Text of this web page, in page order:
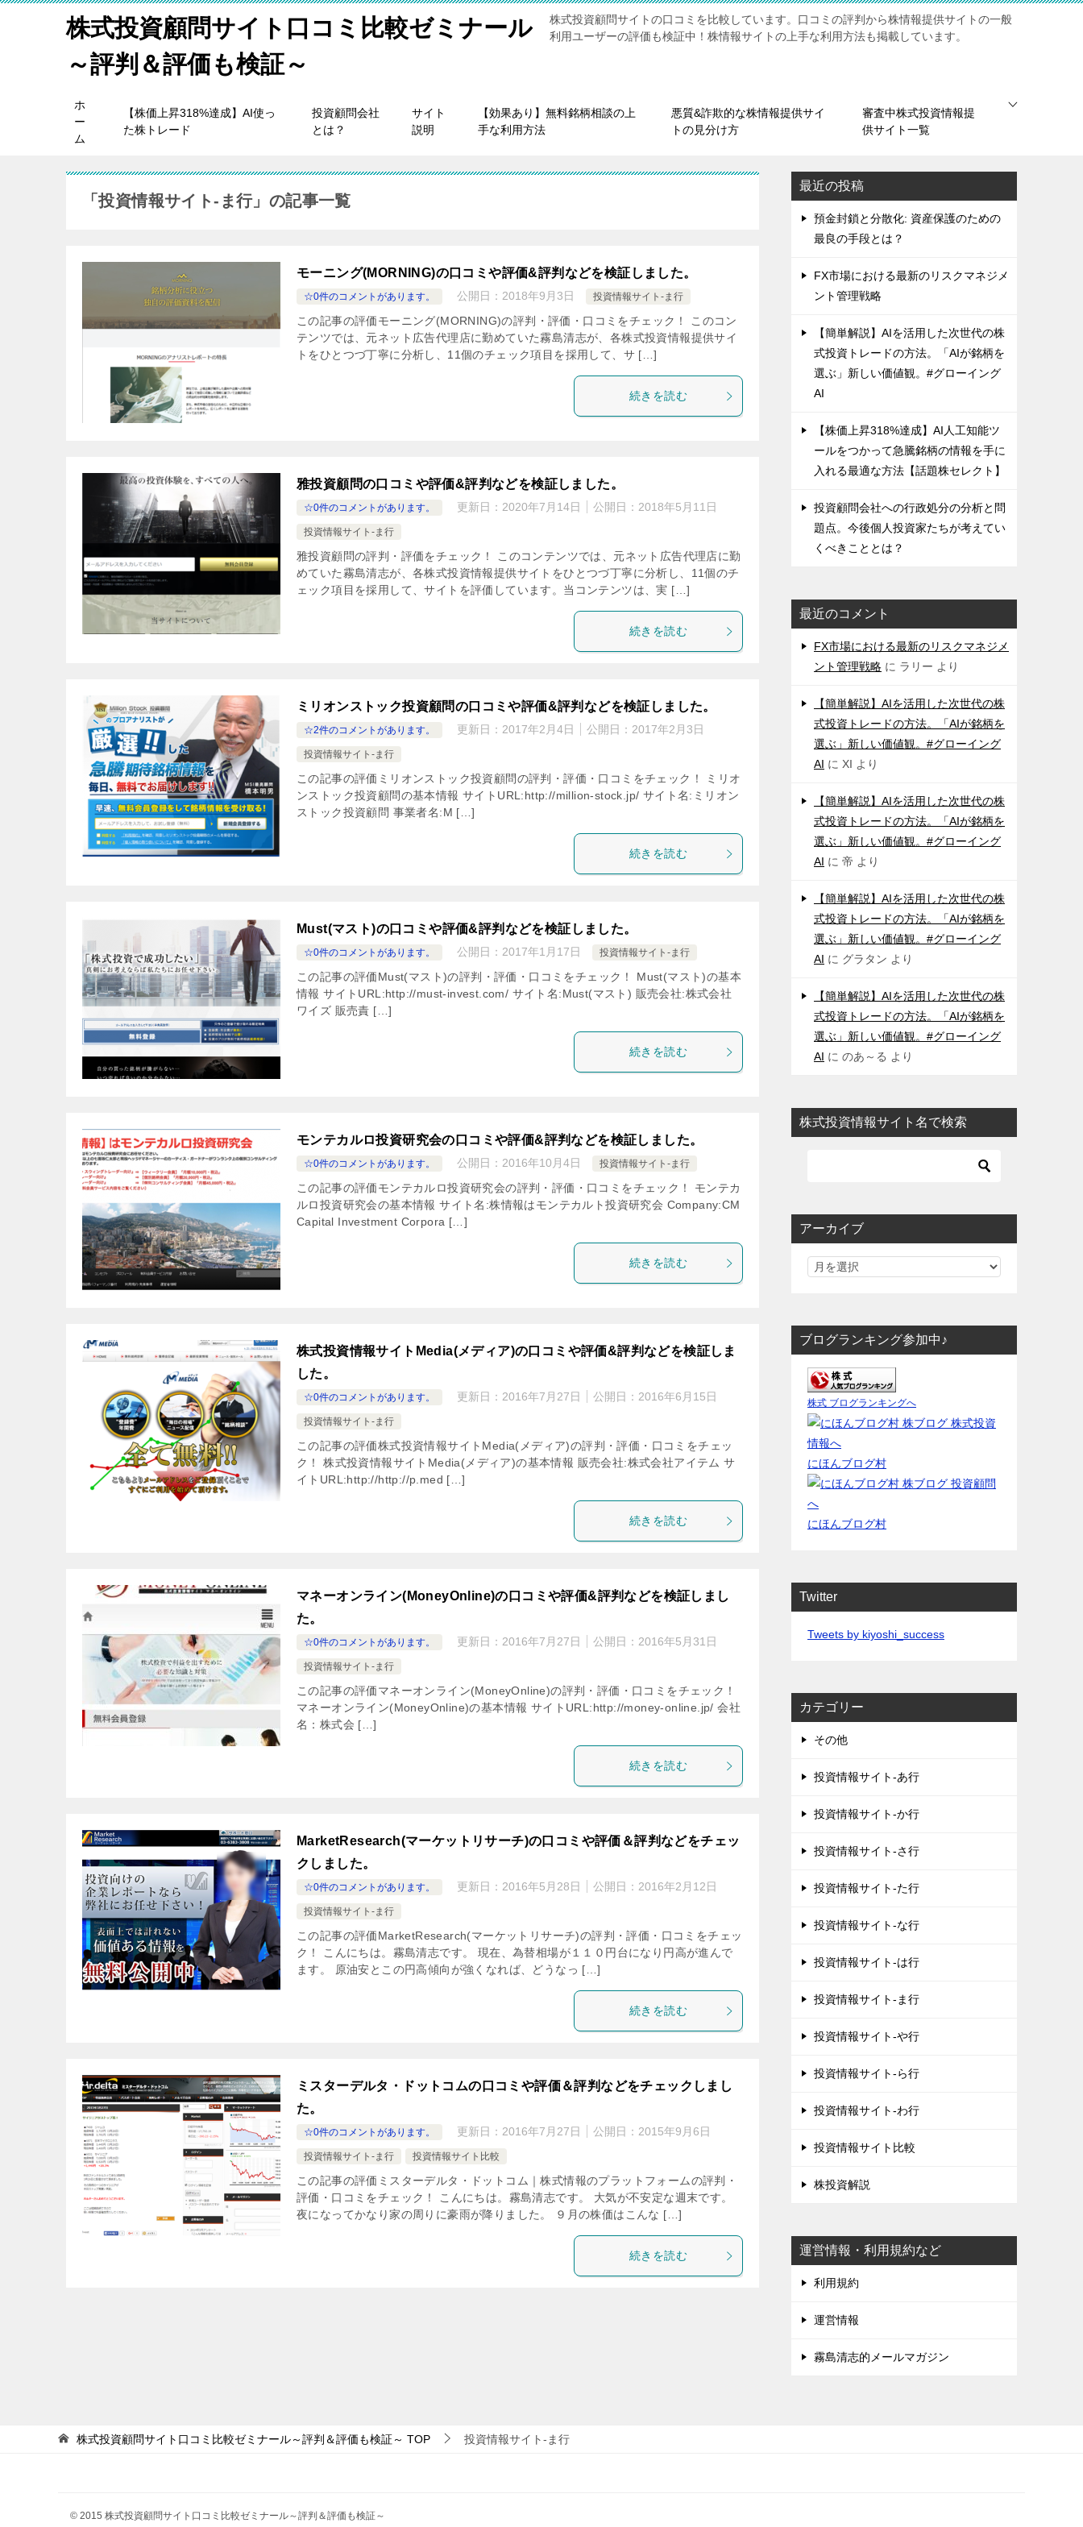
株式投資顧問サイト口コミ比較ゼミナール
～評判＆評価も検証～
株式投資顧問サイトの口コミを比較しています。口コミの評判から株情報提供サイトの一般
利用ユーザーの評価も検証中！株情報サイトの上手な利用方法も掲載しています。
ホ
ー
ム
【株価上昇318%達成】AI使っ
た株トレード
投資顧問会社
とは？
サイト
説明
【効果あり】無料銘柄相談の上
手な利用方法
悪質&詐欺的な株情報提供サイ
トの見分け方
審査中株式投資情報提
供サイト一覧
「投資情報サイト-ま行」の記事一覧
モーニング(MORNING)の口コミや評価&評判などを検証しました。
☆0件のコメントがあります。 公開日： 2018年9月3日 投資情報サイト-ま行
この記事の評価モーニング(MORNING)の評判・評価・口コミをチェック！ このコン
テンツでは、元ネット広告代理店に勤めていた霧島清志が、各株式投資情報提供サイ
トをひとつづ丁寧に分析し、11個のチェック項目を採用して、サ […]
続きを読む
雅投資顧問の口コミや評価&評判などを検証しました。
☆0件のコメントがあります。 更新日： 2020年7月14日 公開日： 2018年5月11日
投資情報サイト-ま行
雅投資顧問の評判・評価をチェック！ このコンテンツでは、元ネット広告代理店に勤
めていた霧島清志が、各株式投資情報提供サイトをひとつづ丁寧に分析し、11個のチ
ェック項目を採用して、サイトを評価しています。当コンテンツは、実 […]
続きを読む
ミリオンストック投資顧問の口コミや評価&評判などを検証しました。
☆2件のコメントがあります。 更新日： 2017年2月4日 公開日： 2017年2月3日
投資情報サイト-ま行
この記事の評価ミリオンストック投資顧問の評判・評価・口コミをチェック！ ミリオ
ンストック投資顧問の基本情報 サイトURL:http://million-stock.jp/ サイト名:ミリオン
ストック投資顧問 事業者名:M […]
続きを読む
Must(マスト)の口コミや評価&評判などを検証しました。
☆0件のコメントがあります。 公開日： 2017年1月17日 投資情報サイト-ま行
この記事の評価Must(マスト)の評判・評価・口コミをチェック！ Must(マスト)の基本
情報 サイトURL:http://must-invest.com/ サイト名:Must(マスト) 販売会社:株式会社
ワイズ 販売責 […]
続きを読む
モンテカルロ投資研究会の口コミや評価&評判などを検証しました。
☆0件のコメントがあります。 公開日： 2016年10月4日 投資情報サイト-ま行
この記事の評価モンテカルロ投資研究会の評判・評価・口コミをチェック！ モンテカ
ルロ投資研究会の基本情報 サイト名:株情報はモンテカルト投資研究会 Company:CM
Capital Investment Corpora […]
続きを読む
株式投資情報サイトMedia(メディア)の口コミや評価&評判などを検証しま
した。
☆0件のコメントがあります。 更新日： 2016年7月27日 公開日： 2016年6月15日
投資情報サイト-ま行
この記事の評価株式投資情報サイトMedia(メディア)の評判・評価・口コミをチェッ
ク！ 株式投資情報サイトMedia(メディア)の基本情報 販売会社:株式会社アイテム サ
イトURL:http://http://p.med […]
続きを読む
マネーオンライン(MoneyOnline)の口コミや評価&評判などを検証しまし
た。
☆0件のコメントがあります。 更新日： 2016年7月27日 公開日： 2016年5月31日
投資情報サイト-ま行
この記事の評価マネーオンライン(MoneyOnline)の評判・評価・口コミをチェック！
マネーオンライン(MoneyOnline)の基本情報 サイトURL:http://money-online.jp/ 会社
名：株式会 […]
続きを読む
MarketResearch(マーケットリサーチ)の口コミや評価＆評判などをチェッ
クしました。
☆0件のコメントがあります。 更新日： 2016年5月28日 公開日： 2016年2月12日
投資情報サイト-ま行
この記事の評価MarketResearch(マーケットリサーチ)の評判・評価・口コミをチェッ
ク！ こんにちは。霧島清志です。 現在、為替相場が１１０円台になり円高が進んで
ます。 原油安とこの円高傾向が強くなれば、どうなっ […]
続きを読む
ミスターデルタ・ドットコムの口コミや評価＆評判などをチェックしまし
た。
☆0件のコメントがあります。 更新日： 2016年7月27日 公開日： 2015年9月6日
投資情報サイト-ま行 投資情報サイト比較
この記事の評価ミスターデルタ・ドットコム｜株式情報のプラットフォームの評判・
評価・口コミをチェック！ こんにちは。霧島清志です。 大気が不安定な週末です。
夜になってかなり家の周りに豪雨が降りました。 ９月の株価はこんな […]
続きを読む
最近の投稿
預金封鎖と分散化: 資産保護のための
最良の手段とは？
FX市場における最新のリスクマネジメ
ント管理戦略
【簡単解説】AIを活用した次世代の株
式投資トレードの方法。「AIが銘柄を
選ぶ」新しい価値観。#グローイング
AI
【株価上昇318%達成】AI人工知能ツ
ールをつかって急騰銘柄の情報を手に
入れる最適な方法【話題株セレクト】
投資顧問会社への行政処分の分析と問
題点。今後個人投資家たちが考えてい
くべきこととは？
最近のコメント
FX市場における最新のリスクマネジメ
ント管理戦略 に ラリー より
【簡単解説】AIを活用した次世代の株
式投資トレードの方法。「AIが銘柄を
選ぶ」新しい価値観。#グローイング
AI に XI より
【簡単解説】AIを活用した次世代の株
式投資トレードの方法。「AIが銘柄を
選ぶ」新しい価値観。#グローイング
AI に 帝 より
【簡単解説】AIを活用した次世代の株
式投資トレードの方法。「AIが銘柄を
選ぶ」新しい価値観。#グローイング
AI に グラタン より
【簡単解説】AIを活用した次世代の株
式投資トレードの方法。「AIが銘柄を
選ぶ」新しい価値観。#グローイング
AI に のあ～る より
株式投資情報サイト名で検索
アーカイブ
ブログランキング参加中♪
株式 ブログランキングへ
にほんブログ村
にほんブログ村
Twitter
Tweets by kiyoshi_success
カテゴリー
その他
投資情報サイト-あ行
投資情報サイト-か行
投資情報サイト-さ行
投資情報サイト-た行
投資情報サイト-な行
投資情報サイト-は行
投資情報サイト-ま行
投資情報サイト-や行
投資情報サイト-ら行
投資情報サイト-わ行
投資情報サイト比較
株投資解説
運営情報・利用規約など
利用規約
運営情報
霧島清志的メールマガジン
株式投資顧問サイト口コミ比較ゼミナール～評判＆評価も検証～ TOP 投資情報サイト-ま行
© 2015 株式投資顧問サイト口コミ比較ゼミナール～評判＆評価も検証～